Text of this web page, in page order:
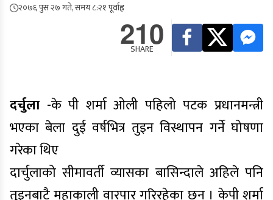
२०७६ पुस २७ गते, समय ८:२१ पूर्वाह्न
210
SHARE
दर्चुला -के पी शर्मा ओली पहिलो पटक प्रधानमन्त्री
भएका बेला दुई वर्षभित्र तुइन विस्थापन गर्ने घोषणा
गरेका थिए
दार्चुलाको सीमावर्ती व्यासका बासिन्दाले अहिले पनि
तुइनबाटै महाकाली वारपार गरिरहेका छन् । केपी शर्मा